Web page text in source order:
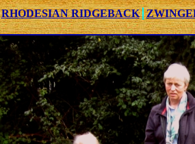
RHODESIAN RIDGEBACK